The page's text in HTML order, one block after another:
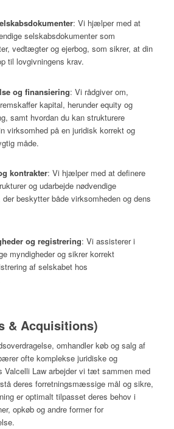
: Vi hjælper med at
selskabsdokumenter som
vedtægter og ejerbog, som sikrer, at din
til lovgivningens krav.
og finansiering: Vi rådgiver om,
kapital, herunder equity og
samt hvordan du kan strukturere
virksomhed på en juridisk korrekt og
måde.
kontrakter: Vi hjælper med at definere
og udarbejde nødvendige
beskytter både virksomheden og dens
og registrering: Vi assisterer i
myndigheder og sikrer korrekt
af selskabet hos
& Acquisitions)
omhandler køb og salg af
ofte komplekse juridiske og
Valcelli Law arbejder vi tæt sammen med
deres forretningsmæssige mål og sikre,
er optimalt tilpasset deres behov i
opkøb og andre former for